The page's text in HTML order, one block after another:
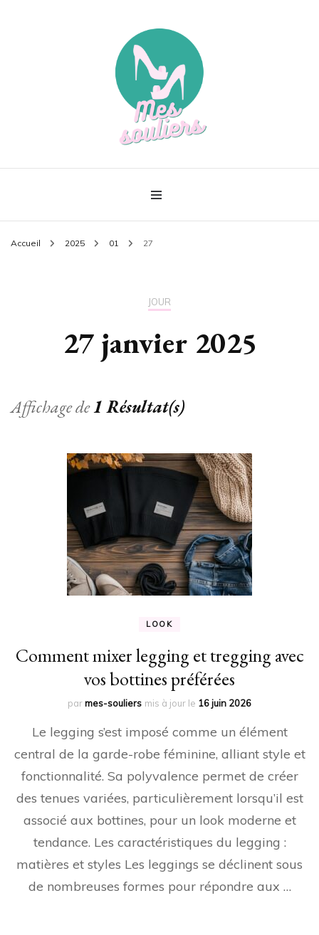
Mes souliers
Accueil 2025 01 27
JOUR
27 janvier 2025
Affichage de1 Résultat(s)
LOOK
Comment mixer legging et tregging avec
vos bottines préférées
parmes-souliers mis à jour le 16 juin 2026
Le legging s’est imposé comme un élément
central de la garde-robe féminine, alliant style et
fonctionnalité. Sa polyvalence permet de créer
des tenues variées, particulièrement lorsqu’il est
associé aux bottines, pour un look moderne et
tendance. Les caractéristiques du legging :
matières et styles Les leggings se déclinent sous
de nombreuses formes pour répondre aux …